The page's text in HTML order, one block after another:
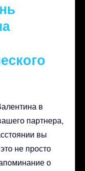
в
партнера,
вы
не просто
о